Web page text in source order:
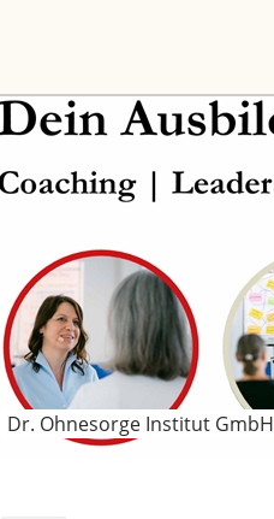
Dr. Ohnesorge Institut GmbH